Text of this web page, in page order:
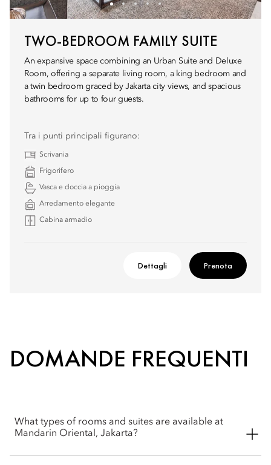
TWO-BEDROOM FAMILY SUITE
An expansive space combining an Urban Suite and Deluxe
Room, offering a separate living room, a king bedroom and
a twin bedroom graced by Jakarta city views, and spacious
bathrooms for up to four guests.
Tra i punti principali figurano:
Scrivania
Frigorifero
Vasca e doccia a pioggia
Arredamento elegante
Cabina armadio
Dettagli Prenota
DOMANDE FREQUENTI
What types of rooms and suites are available at
Mandarin Oriental, Jakarta?